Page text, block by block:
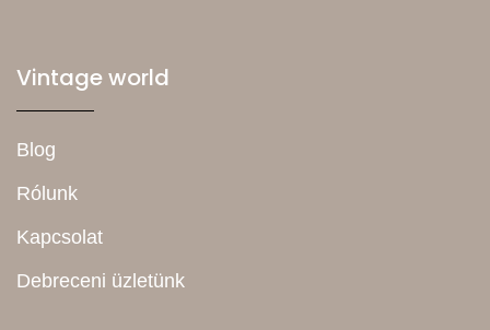
Vintage world
Blog
Rólunk
Kapcsolat
Debreceni üzletünk